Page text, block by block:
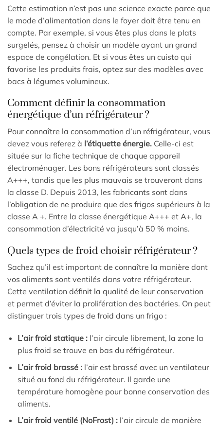
Cette estimation n’est pas une science exacte parce que
le mode d’alimentation dans le foyer doit être tenu en
compte. Par exemple, si vous êtes plus dans le plats
surgelés, pensez à choisir un modèle ayant un grand
espace de congélation. Et si vous êtes un cuisto qui
favorise les produits frais, optez sur des modèles avec
bacs à légumes volumineux.
Comment définir la consommation
énergétique d’un réfrigérateur ?
Pour connaître la consommation d’un réfrigérateur, vous
devez vous referez à l’étiquette énergie. Celle-ci est
située sur la fiche technique de chaque appareil
électroménager. Les bons réfrigérateurs sont classés
A+++, tandis que les plus mauvais se trouveront dans
la classe D. Depuis 2013, les fabricants sont dans
l’obligation de ne produire que des frigos supérieurs à la
classe A +. Entre la classe énergétique A+++ et A+, la
consommation d’électricité va jusqu’à 50 % moins.
Quels types de froid choisir réfrigérateur ?
Sachez qu’il est important de connaître la manière dont
vos aliments sont ventilés dans votre réfrigérateur.
Cette ventilation définit la qualité de leur conservation
et permet d’éviter la prolifération des bactéries. On peut
distinguer trois types de froid dans un frigo :
L’air froid statique : l’air circule librement, la zone la
plus froid se trouve en bas du réfrigérateur.
L’air froid brassé : l’air est brassé avec un ventilateur
situé au fond du réfrigérateur. Il garde une
température homogène pour bonne conservation des
aliments.
L’air froid ventilé (NoFrost) :l’air circule de manière